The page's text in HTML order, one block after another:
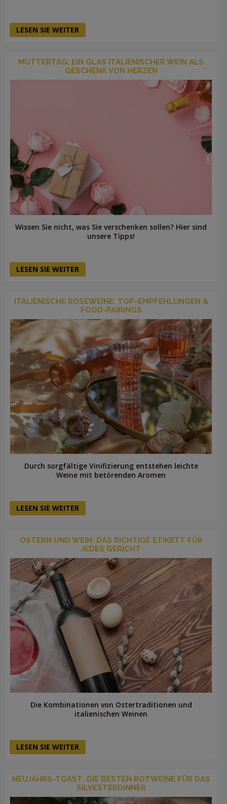
LESEN SIE WEITER
MUTTERTAG: EIN GLAS ITALIENISCHER WEIN ALS
GESCHENK VON HERZEN
Wissen Sie nicht, was Sie verschenken sollen? Hier sind
unsere Tipps!
LESEN SIE WEITER
ITALIENISCHE ROSÉWEINE: TOP-EMPFEHLUNGEN &
FOOD-PAIRINGS
Durch sorgfältige Vinifizierung entstehen leichte
Weine mit betörenden Aromen
LESEN SIE WEITER
OSTERN UND WEIN: DAS RICHTIGE ETIKETT FÜR
JEDES GERICHT
Die Kombinationen von Ostertraditionen und
italienischen Weinen
LESEN SIE WEITER
NEUJAHRS-TOAST: DIE BESTEN ROTWEINE FÜR DAS
SILVESTERDINNER